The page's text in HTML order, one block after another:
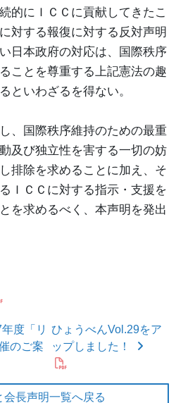
的にＩＣＣに貢献してきたこ
対する報復に対する反対声明
日本政府の対応は、国際秩序
ことを尊重する上記憲法の趣
といわざるを得ない。
、国際秩序維持のための最重
及び独立性を害する一切の妨
排除を求めることに加え、そ
ＩＣＣに対する指示・支援を
を求めるべく、本声明を発出
ション
度「リ
のご案
ひょうべんVol.29をア
ップしました！
会長声明一覧へ戻る